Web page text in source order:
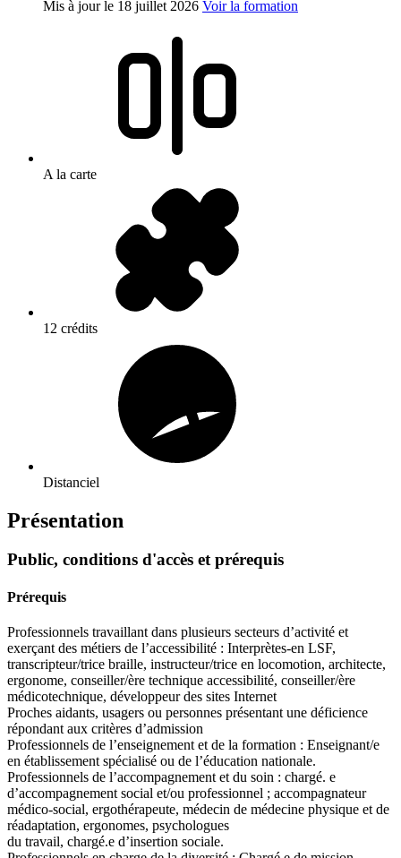
Mis à jour le 18 juillet 2026 Voir la formation
A la carte
12 crédits
Distanciel
Présentation
Public, conditions d'accès et prérequis
Prérequis
Professionnels travaillant dans plusieurs secteurs d’activité et
exerçant des métiers de l’accessibilité : Interprètes-en LSF,
transcripteur/trice braille, instructeur/trice en locomotion, architecte,
ergonome, conseiller/ère technique accessibilité, conseiller/ère
médicotechnique, développeur des sites Internet
Proches aidants, usagers ou personnes présentant une déficience
répondant aux critères d’admission
Professionnels de l’enseignement et de la formation : Enseignant/e
en établissement spécialisé ou de l’éducation nationale.
Professionnels de l’accompagnement et du soin : chargé. e
d’accompagnement social et/ou professionnel ; accompagnateur
médico-social, ergothérapeute, médecin de médecine physique et de
réadaptation, ergonomes, psychologues
du travail, chargé.e d’insertion sociale.